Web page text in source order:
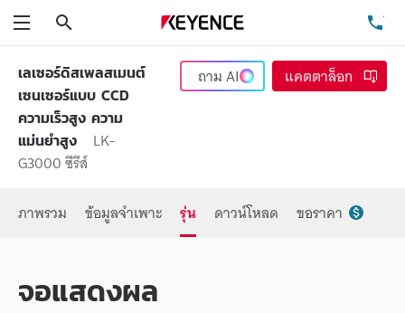
เลเซอร์ดิสเพลสเมนต์
เซนเซอร์แบบ CCD
ความเร็วสูง ความ
แม่นยำสูง
LK-
G3000 ซีรีส์
ถามAI แคตตาล็อก
ภาพรวม ข้อมูลจำเพาะ รุ่น ดาวน์โหลด ขอราคา
จอแสดงผล